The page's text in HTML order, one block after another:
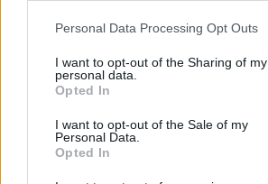
Personal Data Processing Opt Outs
I want to opt-out of the Sharing of my
personal data.
Opted In
I want to opt-out of the Sale of my
Personal Data.
Opted In